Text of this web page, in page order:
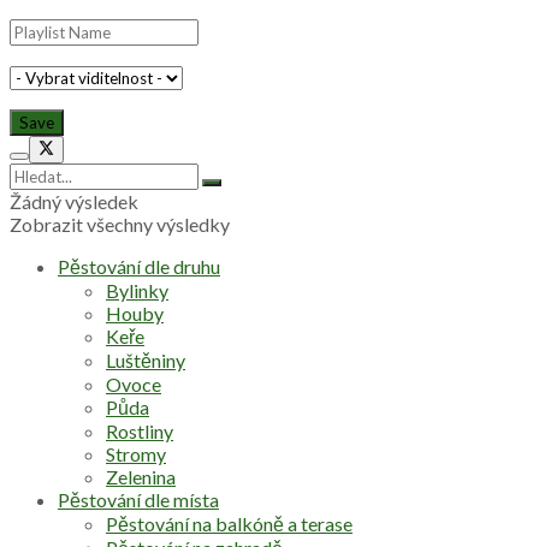
Žádný výsledek
Zobrazit všechny výsledky
Pěstování dle druhu
Bylinky
Houby
Keře
Luštěniny
Ovoce
Půda
Rostliny
Stromy
Zelenina
Pěstování dle místa
Pěstování na balkóně a terase